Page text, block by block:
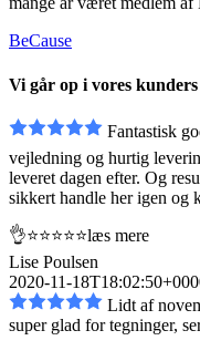
BeCause
Vi går op i vores
Fantastisk
vejledning og hurtig
leveret dagen efter. Og
sikkert handle her igen og
👌⭐️⭐️⭐️⭐️⭐️læs mere
Lise Poulsen
2020-11-
Lidt af
super glad for tegninger,